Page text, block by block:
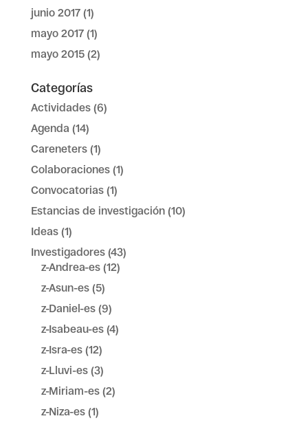
junio 2017(1)
mayo 2017(1)
mayo 2015(2)
Categorías
Actividades(6)
Agenda (14)
Careneters(1)
Colaboraciones(1)
Convocatorias(1)
Estancias de investigación(10)
Ideas(1)
Investigadores(43)
z-Andrea-es(12)
z-Asun-es(5)
z-Daniel-es(9)
z-Isabeau-es(4)
z-Isra-es(12)
z-Lluvi-es(3)
z-Miriam-es(2)
z-Niza-es(1)